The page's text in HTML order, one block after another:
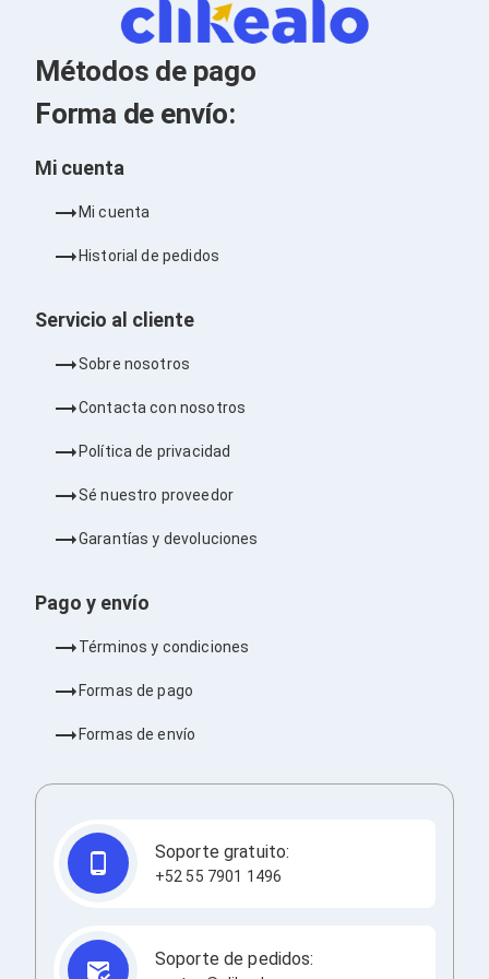
Barras de Sonido
Reproductores MP3 / MP4
Sonido para Centros de Entretenimiento
Soportes
Home Theater
Proyección
Accesorios Proyectores
Presentadores
Pantallas de Proyección
TV y Pantallas
Soportes para Pantallas
Reproductores para Transmisión Multimedia
Pantallas Comerciales
Consolas y Juegos
Consolas Xbox Series X|S
Accesorios para Nintendo Switch
Consolas Arcade
Accesorios Playstation 4
Smartwatch
Accesorios Foto y Video
Iluminación para Foto y Video
Selfie Sticks
Fundas y Estuches
Cámaras de video
Audio para Autos
Métodos de pago
Forma de envío:
Mi cuenta
Mi cuenta
Historial de pedidos
Servicio al cliente
Sobre nosotros
Contacta con nosotros
Política de privacidad
Sé nuestro proveedor
Garantías y devoluciones
Pago y envío
Términos y condiciones
Formas de pago
Formas de envío
Soporte gratuito:
+52 55 7901 1496
Soporte de pedidos: